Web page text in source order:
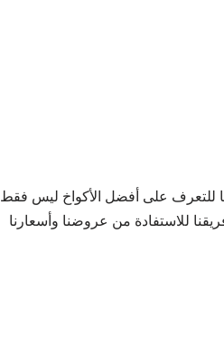
للتعرف على أفضل الأكواخ ليس فقط
للاستفادة من عروضنا وأسعارنا